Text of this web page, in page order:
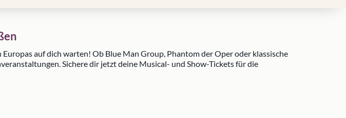
auf dich warten! Ob Blue Man Group, Phantom der Oper oder klassische
Sichere dir jetzt deine Musical- und Show-Tickets für die